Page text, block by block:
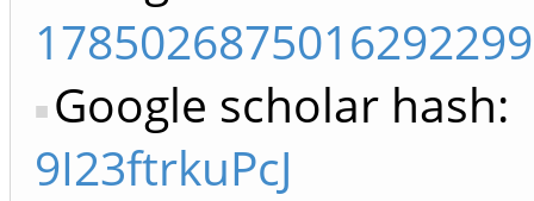
Google scholar hash:
9I23ftrkuPcJ